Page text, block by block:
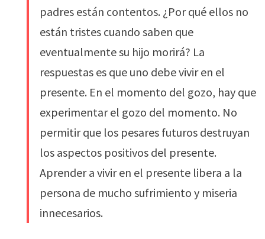
padres están contentos. ¿Por qué ellos no
están tristes cuando saben que
eventualmente su hijo morirá? La
respuestas es que uno debe vivir en el
presente. En el momento del gozo, hay que
experimentar el gozo del momento. No
permitir que los pesares futuros destruyan
los aspectos positivos del presente.
Aprender a vivir en el presente libera a la
persona de mucho sufrimiento y miseria
innecesarios.